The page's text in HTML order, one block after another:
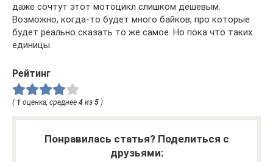
даже сочтут этот мотоцикл слишком дешевым.
Возможно, когда-то будет много байков, про которые
будет реально сказать то же самое. Но пока что таких
единицы.
Рейтинг
( 1 оценка, среднее 4 из 5 )
Понравилась статья? Поделиться с
друзьями: